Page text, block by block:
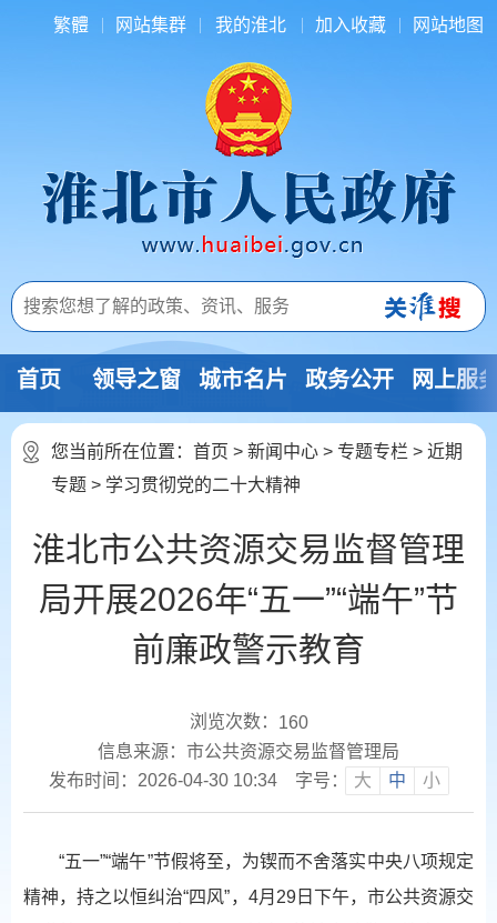
繁體 网站集群 我的淮北 加入收藏 网站地图
首页 领导之窗 城市名片 政务公开 网上服
您当前所在位置： 首页 > 新闻中心 > 专题专栏 > 近期
专题 > 学习贯彻党的二十大精神
淮北市公共资源交易监督管理
局开展2026年“五一”“端午”节
前廉政警示教育
浏览次数： 160
信息来源：市公共资源交易监督管理局
发布时间：2026-04-30 10:34
字号： 大 中 小
“五一”“端午”节假将至，为锲而不舍落实中央八项规定
精神，持之以恒纠治“四风”，4月29日下午，市公共资源交